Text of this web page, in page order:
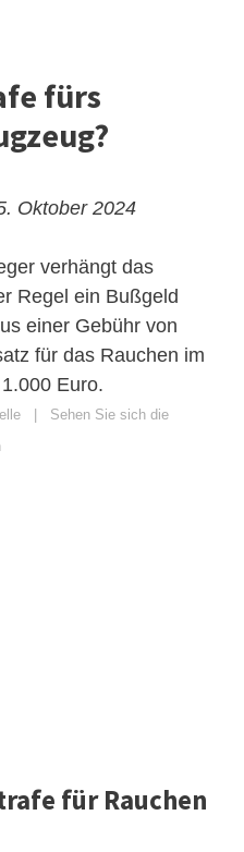
fürs
Oktober 2024
verhängt das
Regel ein Bußgeld
einer Gebühr von
für das Rauchen im
Euro.
Sehen Sie sich die
für Rauchen